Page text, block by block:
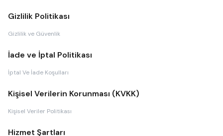
Gizlilik Politikası
Gizlilik ve Güvenlik
İade ve İptal Politikası
İptal Ve İade Koşulları
Kişisel Verilerin Korunması (KVKK)
Kişisel Veriler Politikası
Hizmet Şartları